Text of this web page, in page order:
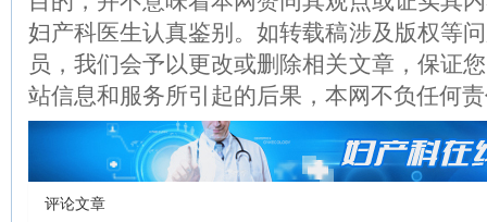
妇产科医生认真鉴别。如转载稿涉及版权等
员，我们会予以更改或删除相关文章，保证
站信息和服务所引起的后果，本网不负任何
评论文章